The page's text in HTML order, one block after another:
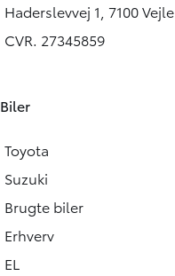
Haderslevvej 1, 7100 Vejle
CVR. 27345859
Biler
Toyota
Suzuki
Brugte biler
Erhverv
EL